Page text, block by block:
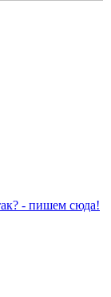
- пишем сюда!